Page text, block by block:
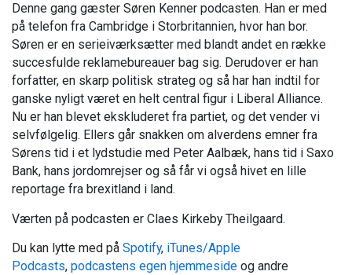
Denne gang gæster Søren Kenner podcasten. Han er med
på telefon fra Cambridge i Storbritannien, hvor han bor.
Søren er en serieiværksætter med blandt andet en række
succesfulde reklamebureauer bag sig. Derudover er han
forfatter, en skarp politisk strateg og så har han indtil for
ganske nyligt været en helt central figur i Liberal Alliance.
Nu er han blevet ekskluderet fra partiet, og det vender vi
selvfølgelig. Ellers går snakken om alverdens emner fra
Sørens tid i et lydstudie med Peter Aalbæk, hans tid i Saxo
Bank, hans jordomrejser og så får vi også hivet en lille
reportage fra brexitland i land.
Værten på podcasten er Claes Kirkeby Theilgaard.
Du kan lytte med på Spotify, iTunes/Apple
Podcasts, podcastens egen hjemmeside og andre